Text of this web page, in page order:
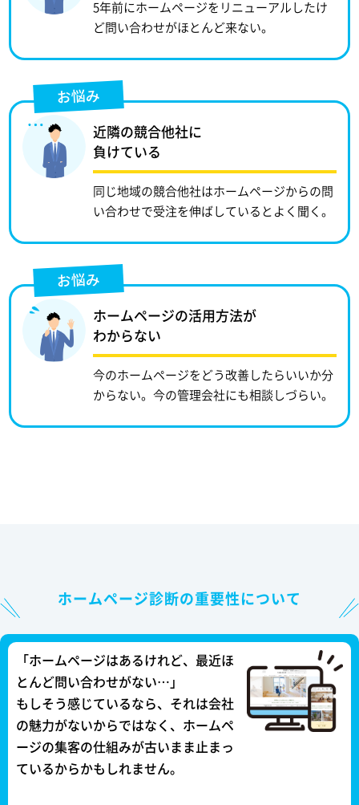
5年前にホームページをリニューアルしたけ
ど問い合わせがほとんど来ない。
お悩み
近隣の競合他社に
負けている
同じ地域の競合他社はホームページからの問
い合わせで受注を伸ばしているとよく聞く。
お悩み
ホームページの活用方法が
わからない
今のホームページをどう改善したらいいか分
からない。今の管理会社にも相談しづらい。
ホームページ診断の重要性について
「ホームページはあるけれど、最近ほ
とんど問い合わせがない…」
もしそう感じているなら、それは会社
の魅力がないからではなく、ホームペ
ージの集客の仕組みが古いまま止まっ
ているからかもしれません。